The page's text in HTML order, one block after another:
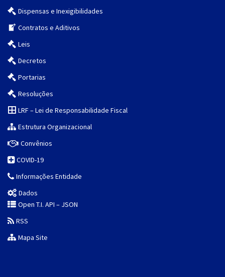
Dispensas e Inexigibilidades
Contratos e Aditivos
Leis
Decretos
Portarias
Resoluções
LRF – Lei de Responsabilidade Fiscal
Estrutura Organizacional
Convênios
COVID-19
Informações Entidade
Dados
Open T.I. API – JSON
RSS
Mapa Site